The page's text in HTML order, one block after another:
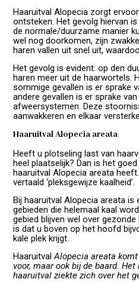
Haaruitval Alopecia zorgt
ontsteken. Het gevolg hiervan
de normale/duurzame manier
wel nog doorkomen, zijn
haren vallen uit snel uit,
Het gevolg is evident: op den
haren meer uit de haarwortels.
sommige gevallen is er sprake
andere gevallen is er sprake
afweersystemen. Deze
aanwakkeren en elkaar
Haaruitval Alopecia areata
Heeft u plotseling last van
heel plaatselijk? Dan is het
haaruitval Alopecia areata
vertaald ‘pleksgewijze kaalheid’.
Bij haaruitval Alopecia areata
gebieden die helemaal kaal
gebied blijven wel over
is dat u boven op het hoofd
kale plek krijgt.
HaaruitvalAlopecia areata
voor, maar ook bij de baard.
haaruitval ziekte zich over het